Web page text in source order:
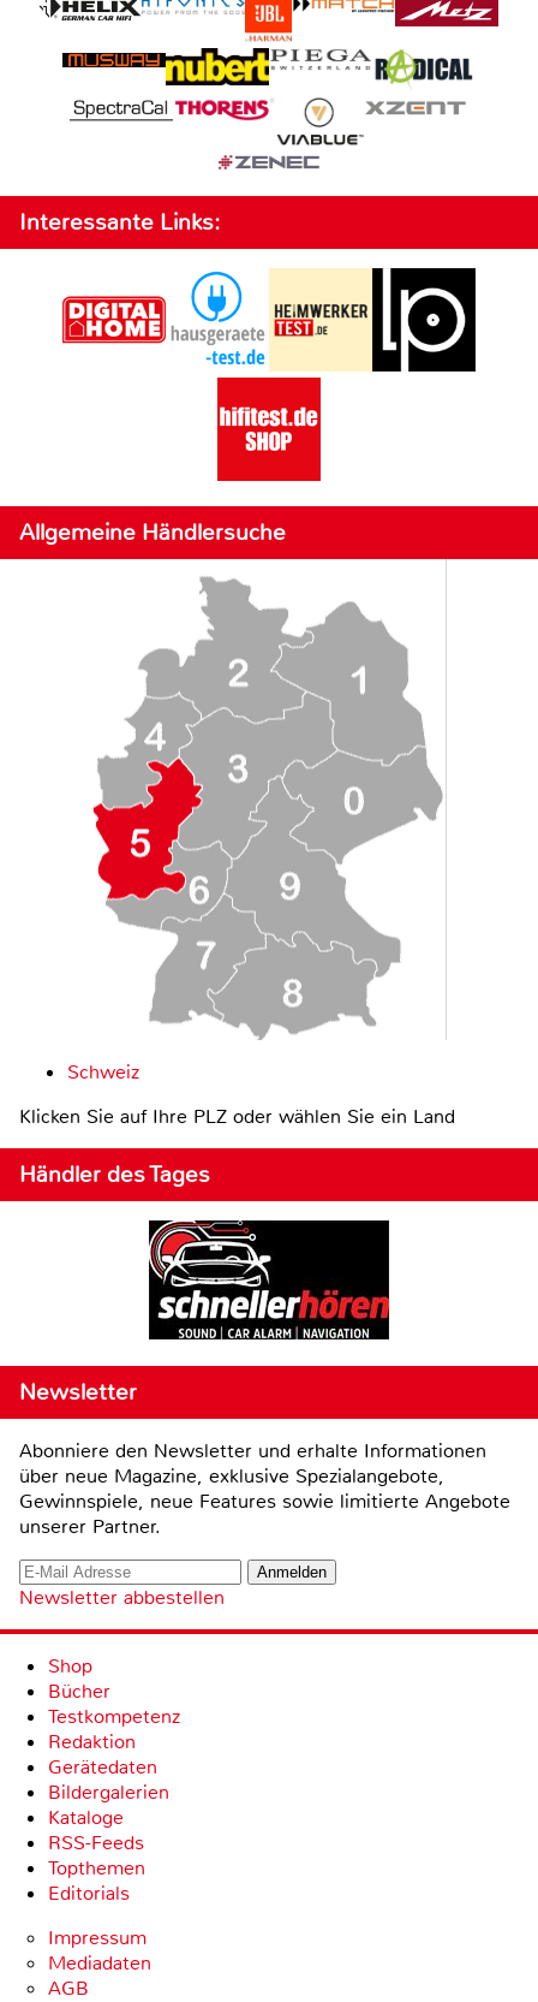
Interessante Links:
Allgemeine Händlersuche
Schweiz
Klicken Sie auf Ihre PLZ oder wählen Sie ein Land
Händler des Tages
Newsletter
Abonniere den Newsletter und erhalte Informationen
über neue Magazine, exklusive Spezialangebote,
Gewinnspiele, neue Features sowie limitierte Angebote
unserer Partner.
Newsletter abbestellen
Shop
Bücher
Testkompetenz
Redaktion
Gerätedaten
Bildergalerien
Kataloge
RSS-Feeds
Topthemen
Editorials
Impressum
Mediadaten
AGB